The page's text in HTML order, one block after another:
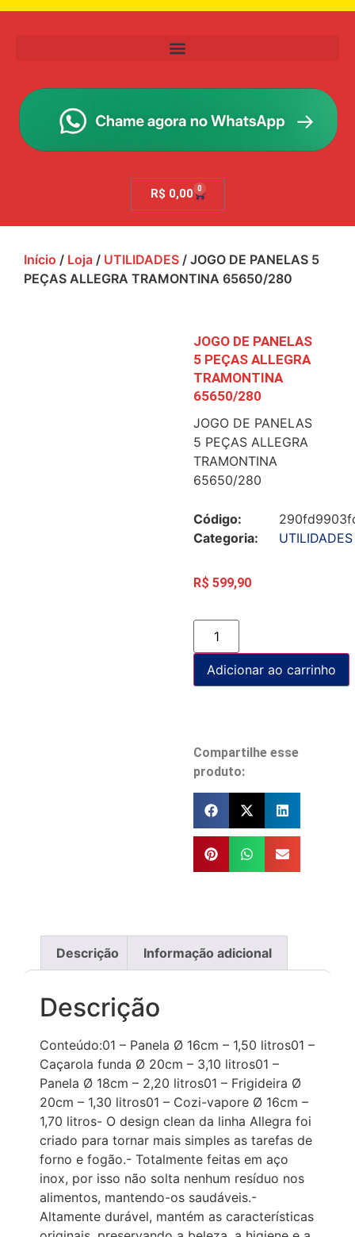
R$ 0,00 0
Início / Loja / UTILIDADES / JOGO DE PANELAS 5
PEÇAS ALLEGRA TRAMONTINA 65650/280
JOGO DE PANELAS
5 PEÇAS ALLEGRA
TRAMONTINA
65650/280
JOGO DE PANELAS
5 PEÇAS ALLEGRA
TRAMONTINA
65650/280
Código:
Categoria:
UTILIDADES
R$ 599,90
Adicionar ao carrinho
Compartilhe esse
produto:
Descrição Informação adicional
Descrição
Conteúdo:01 – Panela Ø 16cm – 1,50 litros01 –
Caçarola funda Ø 20cm – 3,10 litros01 –
Panela Ø 18cm – 2,20 litros01 – Frigideira Ø
20cm – 1,30 litros01 – Cozi-vapore Ø 16cm –
1,70 litros- O design clean da linha Allegra foi
criado para tornar mais simples as tarefas de
forno e fogão.- Totalmente feitas em aço
inox, por isso não solta nenhum resíduo nos
alimentos, mantendo-os saudáveis.-
Altamente durável, mantém as características